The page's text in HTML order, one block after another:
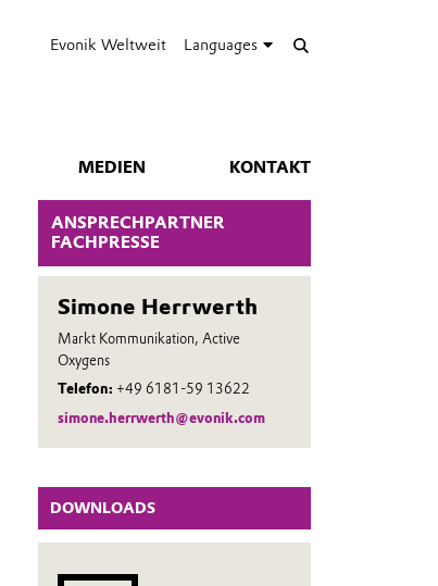
Evonik Weltweit Languages
MEDIEN KONTAKT
ANSPRECHPARTNER
FACHPRESSE
Simone Herrwerth
Markt Kommunikation, Active
Oxygens
Telefon: +49 6181-59 13622
simone.herrwerth@evonik.com
DOWNLOADS